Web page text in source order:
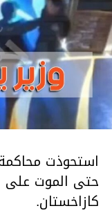
استحوذت
حتى الموت على
كازاخستان.